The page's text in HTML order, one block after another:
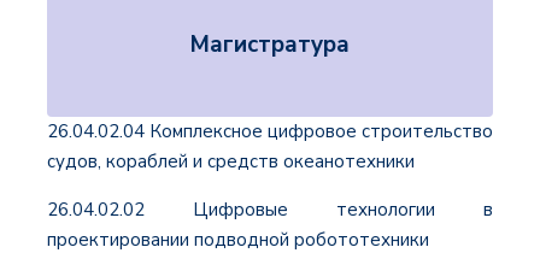
Магистратура
26.04.02.04 Комплексное цифровое строительство
судов, кораблей и средств океанотехники
26.04.02.02 Цифровые технологии в
проектировании подводной робототехники